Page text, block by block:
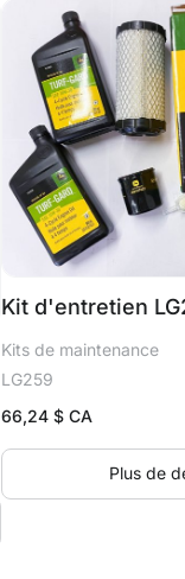
Kit d'entretien
Kits de maintenance
LG259
66,24$ CA
Plus de